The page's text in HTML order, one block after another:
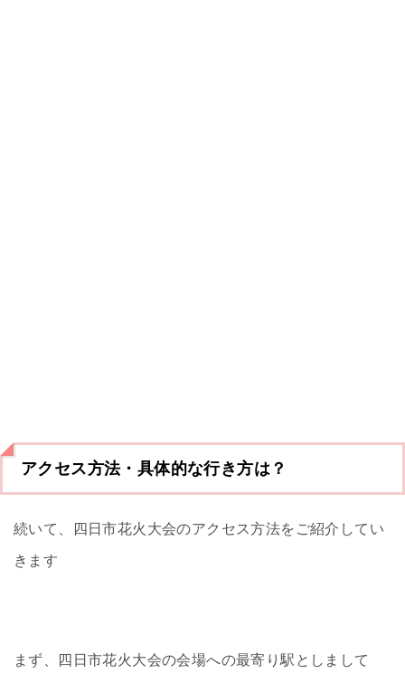
アクセス方法・具体的な行き方は？
続いて、四日市花火大会のアクセス方法をご紹介してい
きます
まず、四日市花火大会の会場への最寄り駅としまして